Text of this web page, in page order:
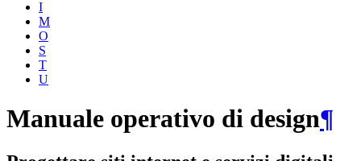
I
M
O
S
T
U
Manuale operativo di design¶